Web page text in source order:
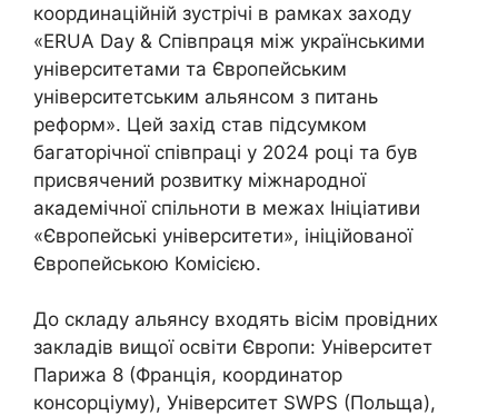
координаційній зустрічі в рамках заходу
«ERUA Day & Співпраця між українськими
університетами та Європейським
університетським альянсом з питань
реформ». Цей захід став підсумком
багаторічної співпраці у 2024 році та був
присвячений розвитку міжнародної
академічної спільноти в межах Ініціативи
«Європейські університети», ініційованої
Європейською Комісією.
До складу альянсу входять вісім провідних
закладів вищої освіти Європи: Університет
Парижа 8 (Франція, координатор
консорціуму), Університет SWPS (Польща),